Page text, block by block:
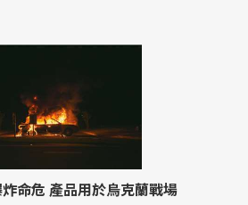
命危 產品用於烏克蘭戰場